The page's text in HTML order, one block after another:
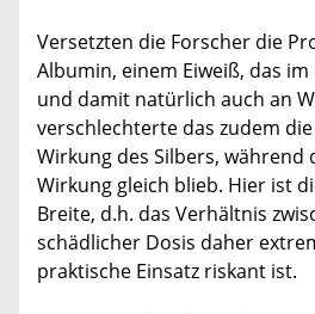
Versetzten die Forscher die
Albumin, einem Eiweiß, das
und damit natürlich auch an
verschlechterte das zudem
Wirkung des Silbers, während
Wirkung gleich blieb. Hier ist
Breite, d.h. das Verhältnis
schädlicher Dosis daher
praktische Einsatz riskant ist.